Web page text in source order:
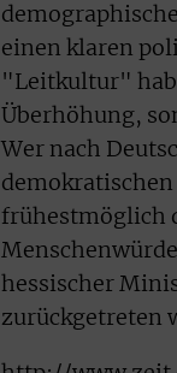
einen klaren
"Leitkultur"
Überhöhung,
Wer nach
frühestmöglich
hessischer
zurückgetreten